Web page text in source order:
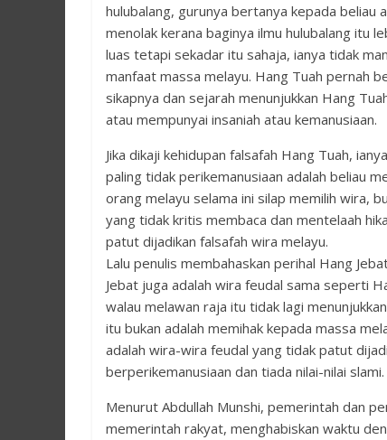
hulubalang, gurunya bertanya kepada beliau
menolak kerana baginya ilmu hulubalang itu
luas tetapi sekadar itu sahaja, ianya tidak
manfaat massa melayu. Hang Tuah pernah
sikapnya dan sejarah menunjukkan Hang
atau mempunyai insaniah atau kemanusiaan.
Jika dikaji kehidupan falsafah Hang Tuah,
paling tidak perikemanusiaan adalah beliau
orang melayu selama ini silap memilih wira,
yang tidak kritis membaca dan mentelaah
patut dijadikan falsafah wira melayu.
Lalu penulis membahaskan perihal Hang
Jebat juga adalah wira feudal sama seperti
walau melawan raja itu tidak lagi
itu bukan adalah memihak kepada massa
adalah wira-wira feudal yang tidak patut
berperikemanusiaan dan tiada nilai-nilai slami.
Menurut Abdullah Munshi, pemerintah dan
memerintah rakyat, menghabiskan waktu